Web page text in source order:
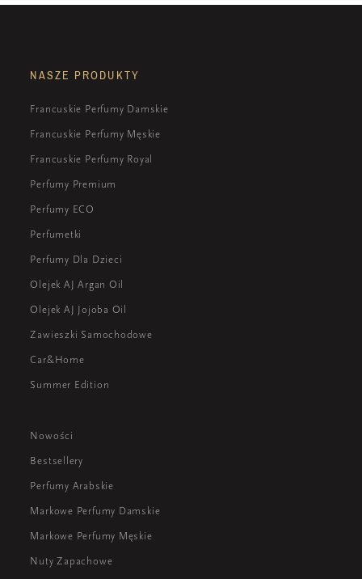
NASZE PRODUKTY
Francuskie Perfumy Damskie
Francuskie Perfumy Męskie
Francuskie Perfumy Royal
Perfumy Premium
Perfumy ECO
Perfumetki
Perfumy Dla Dzieci
Olejek AJ Argan Oil
Olejek AJ Jojoba Oil
Zawieszki Samochodowe
Car&Home
Summer Edition
Nowości
Bestsellery
Perfumy Arabskie
Markowe Perfumy Damskie
Markowe Perfumy Męskie
Nuty Zapachowe